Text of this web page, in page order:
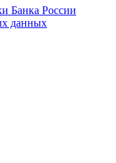
Банка России
данных